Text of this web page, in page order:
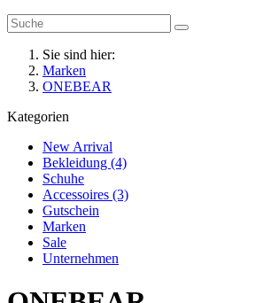
Sie sind hier:
Marken
ONEBEAR
Kategorien
New Arrival
Bekleidung (4)
Schuhe
Accessoires (3)
Gutschein
Marken
Sale
Unternehmen